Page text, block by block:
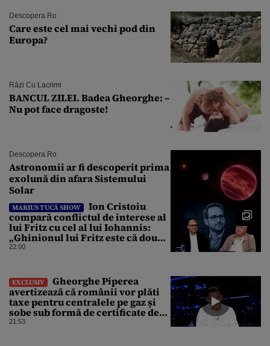
Descopera.ro
Care este cel mai vechi pod din
Europa?
Râzi Cu Lacrimi
BANCUL ZILEI. Badea Gheorghe: –
Nu pot face dragoste!
Descopera.ro
Astronomii ar fi descoperit prima
exolună din afara Sistemului
Solar
MARIUS TUCĂ SHOW
Ion Cristoiu
compară conflictul de interese al
lui Fritz cu cel al lui Iohannis:
„Ghinionul lui Fritz este că două
instanțe l-au declarat
22:00
EXCLUSIV
Gheorghe Piperea
avertizează că românii vor plăti
taxe pentru centralele pe gaz și
sobe sub formă de certificate de
CO2
21:53